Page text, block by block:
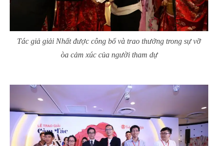
Tác giả giải Nhất được công bố và trao thưởng trong sự vỡ
òa cảm xúc của người tham dự